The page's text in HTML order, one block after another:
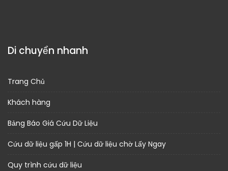
Di chuyển nhanh
Trang Chủ
Khách hàng
Bảng Báo Giá Cứu Dữ Liệu
Cứu dữ liệu gấp 1H | Cứu dữ liệu chờ Lấy Ngay
Quy trình cứu dữ liệu